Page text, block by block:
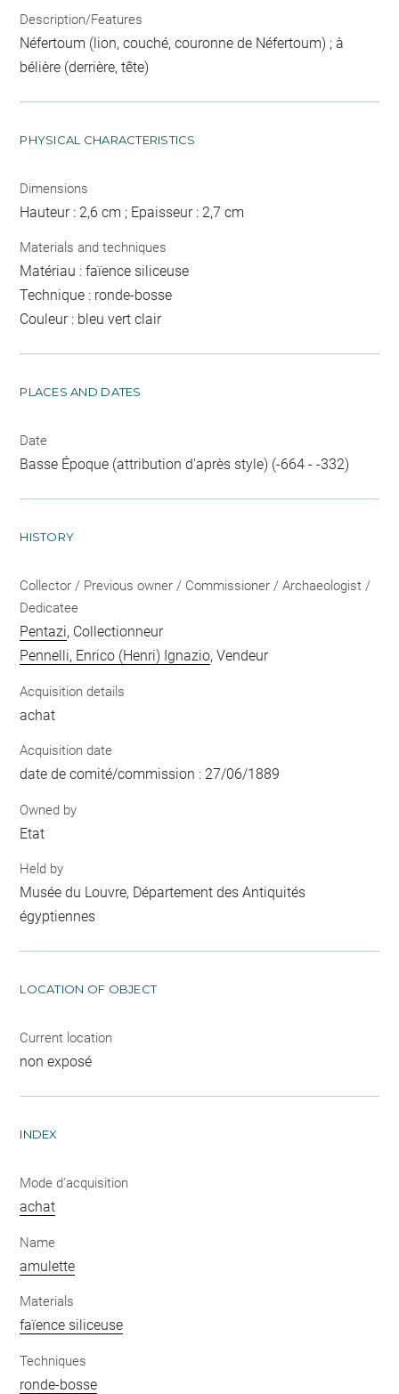
Description/Features
Néfertoum (lion, couché, couronne de Néfertoum) ; à
bélière (derrière, tête)
PHYSICAL CHARACTERISTICS
Dimensions
Hauteur : 2,6 cm ; Epaisseur : 2,7 cm
Materials and techniques
Matériau : faïence siliceuse
Technique : ronde-bosse
Couleur : bleu vert clair
PLACES AND DATES
Date
Basse Époque (attribution d'après style) (-664 - -332)
HISTORY
Collector / Previous owner / Commissioner / Archaeologist /
Dedicatee
Pentazi, Collectionneur
Pennelli, Enrico (Henri) Ignazio, Vendeur
Acquisition details
achat
Acquisition date
date de comité/commission : 27/06/1889
Owned by
Etat
Held by
Musée du Louvre, Département des Antiquités
égyptiennes
LOCATION OF OBJECT
Current location
non exposé
INDEX
Mode d'acquisition
achat
Name
amulette
Materials
faïence siliceuse
Techniques
ronde-bosse